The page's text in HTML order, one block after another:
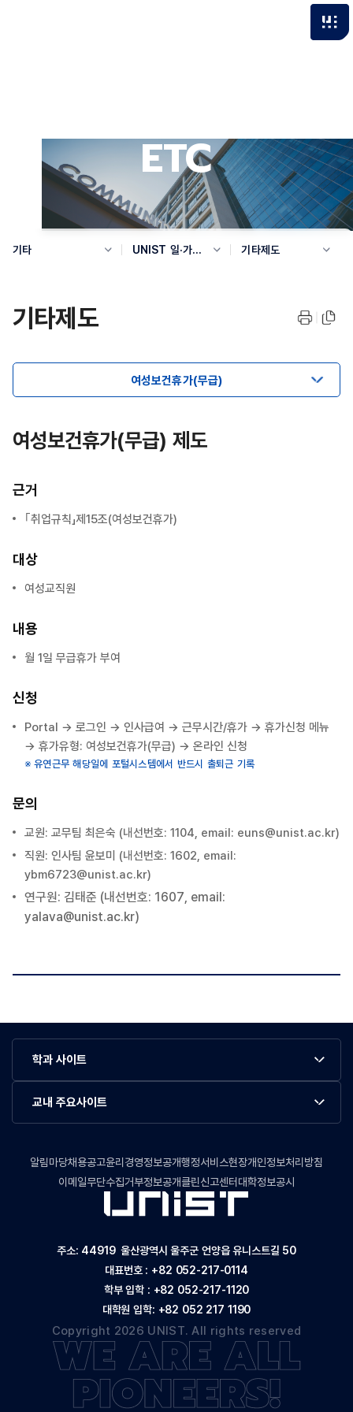
ETC
기타 UNIST 일·가정
양립 지원제도
기타제도
기타제도
여성보건휴가(무급)
여성보건휴가(무급) 제도
근거
｢취업규칙」제15조(여성보건휴가)
대상
여성교직원
내용
월 1일 무급휴가 부여
신청
Portal → 로그인 → 인사급여 → 근무시간/휴가 → 휴가신청 메뉴
→ 휴가유형: 여성보건휴가(무급) → 온라인 신청
유연근무 해당일에 포털시스템에서 반드시 출퇴근 기록
문의
교원: 교무팀 최은숙 (내선번호: 1104, email: euns@unist.ac.kr)
직원: 인사팀 윤보미 (내선번호: 1602, email:
ybm6723@unist.ac.kr)
연구원: 김태준 (내선번호: 1607, email:
yalava@unist.ac.kr)
학과 사이트
교내 주요사이트
주소: 44919 울산광역시 울주군 언양읍 유니스트길 50
대표번호 : +82 052-217-0114
학부 입학 : +82 052-217-1120
대학원 입학: +82 052 217 1190
알림마당채용공고윤리경영정보공개행정서비스현장개인정보처리방침
이메일무단수집거부정보공개클린신고센터대학정보공시
Copyright 2026 UNIST. All rights reserved